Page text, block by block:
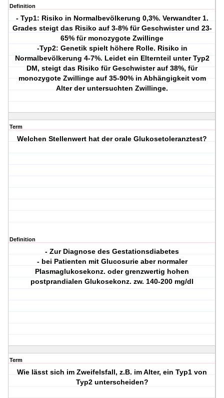
Definition
- Typ1: Risiko in Normalbevölkerung 0,3%. Verwandter 1.
Grades steigt das Risiko auf 3-8% für Geschwister und 23-
65% für monozygote Zwillinge
-Typ2: Genetik spielt höhere Rolle. Risiko in
Normalbevölkerung 4-7%. Leidet ein Elternteil unter Typ2
DM, steigt das Risiko für Geschwister auf 38%, für
monozygote Zwillinge auf 35-90% in Abhängigkeit vom
Alter der untersuchten Zwillinge.
Term
Welchen Stellenwert hat der orale Glukosetoleranztest?
Definition
- Zur Diagnose des Gestationsdiabetes
- bei Patienten mit Glucosurie aber normaler
Plasmaglukosekonz. oder grenzwertig hohen
postprandialen Glukosekonz. zw. 140-200 mg/dl
Term
Wie lässt sich im Zweifelsfall, z.B. im Alter, ein Typ1 von
Typ2 unterscheiden?